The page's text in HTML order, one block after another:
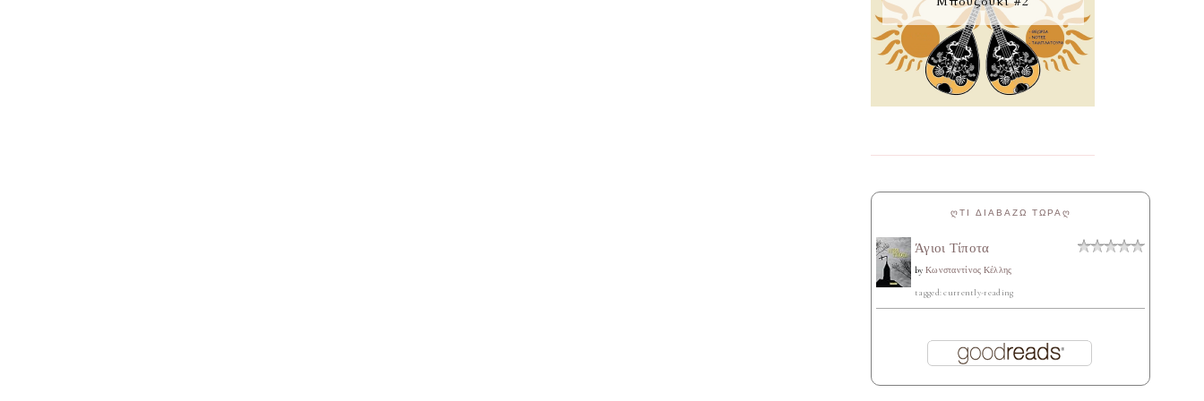
ᲦΤΙ ΔΙΑΒΑΖΩ ΤΩΡΑᲦ
Άγιοι Τίποτα
by Κωνσταντίνος Κέλλης
tagged: currently-reading